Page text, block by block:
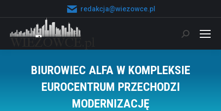
redakcja@wiezowce.pl
Szukaj:
BIUROWIEC ALFA W KOMPLEKSIE
EUROCENTRUM PRZECHODZI
MODERNIZACJĘ